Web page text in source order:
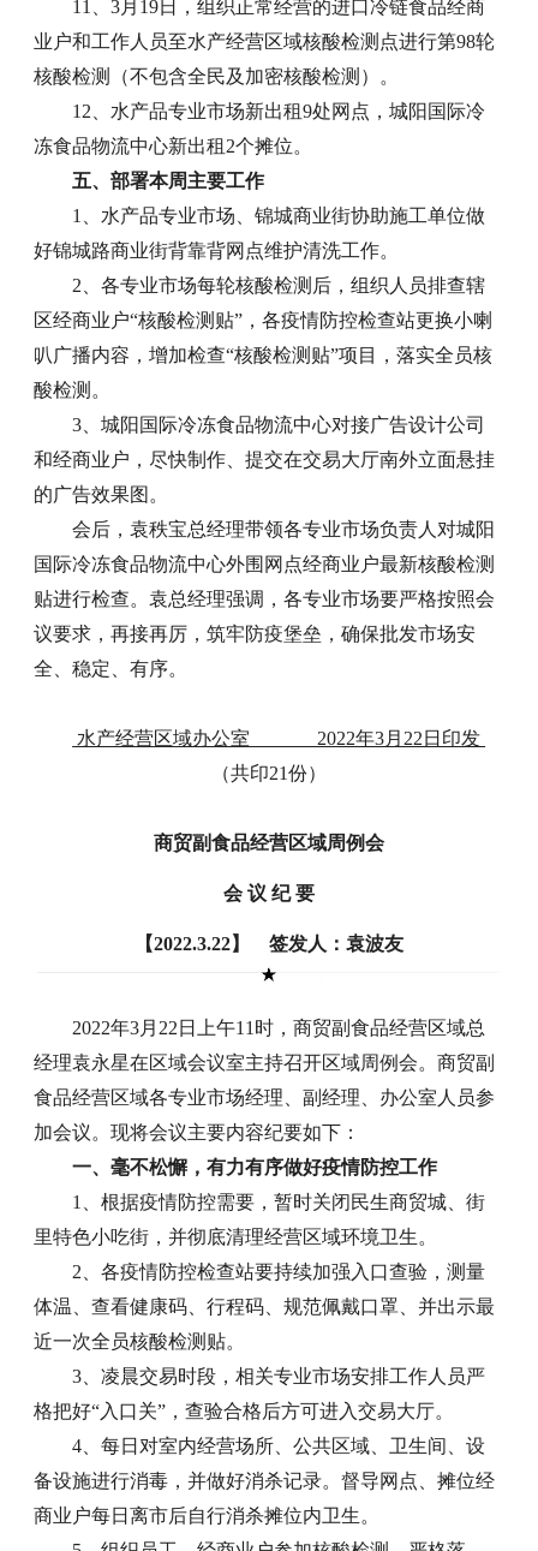
11、3月19日，组织正常经营的进口冷链食品经商
业户和工作人员至水产经营区域核酸检测点进行第98轮
核酸检测（不包含全民及加密核酸检测）。
12、水产品专业市场新出租9处网点，城阳国际冷
冻食品物流中心新出租2个摊位。
五、部署本周主要工作
1、水产品专业市场、锦城商业街协助施工单位做
好锦城路商业街背靠背网点维护清洗工作。
2、各专业市场每轮核酸检测后，组织人员排查辖
区经商业户“核酸检测贴”，各疫情防控检查站更换小喇
叭广播内容，增加检查“核酸检测贴”项目，落实全员核
酸检测。
3、城阳国际冷冻食品物流中心对接广告设计公司
和经商业户，尽快制作、提交在交易大厅南外立面悬挂
的广告效果图。
会后，袁秩宝总经理带领各专业市场负责人对城阳
国际冷冻食品物流中心外围网点经商业户最新核酸检测
贴进行检查。袁总经理强调，各专业市场要严格按照会
议要求，再接再厉，筑牢防疫堡垒，确保批发市场安
全、稳定、有序。
水产经营区域办公室 2022年3月22日印发
（共印21份）
商贸副食品经营区域周例会
会 议 纪 要
【2022.3.22】 签发人：袁波友
2022年3月22日上午11时，商贸副食品经营区域总
经理袁永星在区域会议室主持召开区域周例会。商贸副
食品经营区域各专业市场经理、副经理、办公室人员参
加会议。现将会议主要内容纪要如下：
一、毫不松懈，有力有序做好疫情防控工作
1、根据疫情防控需要，暂时关闭民生商贸城、街
里特色小吃街，并彻底清理经营区域环境卫生。
2、各疫情防控检查站要持续加强入口查验，测量
体温、查看健康码、行程码、规范佩戴口罩、并出示最
近一次全员核酸检测贴。
3、凌晨交易时段，相关专业市场安排工作人员严
格把好“入口关”，查验合格后方可进入交易大厅。
4、每日对室内经营场所、公共区域、卫生间、设
备设施进行消毒，并做好消杀记录。督导网点、摊位经
商业户每日离市后自行消杀摊位内卫生。